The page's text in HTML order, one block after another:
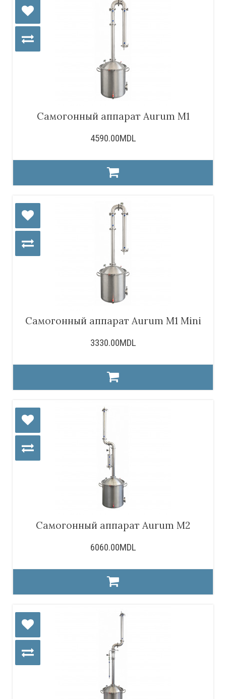
Самогонный аппарат Aurum M1
4590.00MDL
Самогонный аппарат Aurum M1 Mini
3330.00MDL
Самогонный аппарат Aurum M2
6060.00MDL